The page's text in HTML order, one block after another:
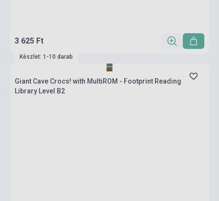
3 625 Ft
Készlet: 1-10 darab
Giant Cave Crocs! with MultiROM - Footprint Reading
Library Level B2